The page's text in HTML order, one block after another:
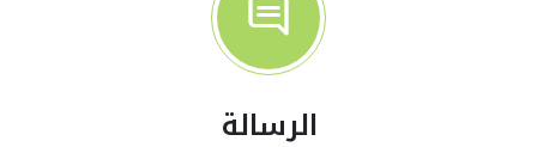
الرسالة